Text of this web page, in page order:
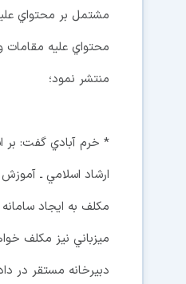
مشتمل بر محتواي
محتواي عليه مقامات
منتشر نمود؛
* خرم آبادي گفت: بر
ارشاد اسلامي ـ
مكلف به ايجاد
ميزباني نيز مكلف